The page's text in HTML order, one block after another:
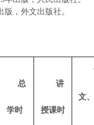
版，外文出版社。
总
学时
讲
授课时
文